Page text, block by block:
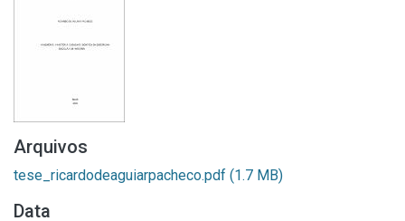
Arquivos
tese_ricardodeaguiarpacheco.pdf (1.7 MB)
Data